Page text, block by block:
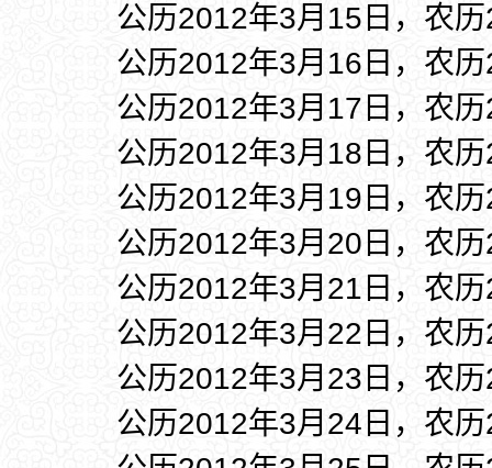
公历2012年3月15日，农
公历2012年3月16日，农
公历2012年3月17日，农
公历2012年3月18日，农
公历2012年3月19日，农
公历2012年3月20日，农
公历2012年3月21日，农
公历2012年3月22日，农
公历2012年3月23日，农
公历2012年3月24日，农